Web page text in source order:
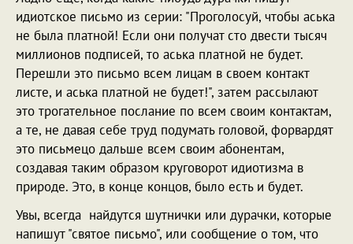
идиотское письмо из серии: "Проголосуй, чтобы аська
не была платной! Если они получат сто двести тысяч
миллионов подписей, то аська платной не будет.
Перешли это письмо всем лицам в своем контакт
листе, и аська платной не будет!", затем рассылают
это трогательное послание по всем своим контактам,
а те, не давая себе труд подумать головой, форвардят
это письмецо дальше всем своим абонентам,
создавая таким образом круговорот идиотизма в
природе. Это, в конце концов, было есть и будет.
Увы, всегда найдутся шутнички или дурачки, которые
напишут "святое письмо", или сообщение о том, что